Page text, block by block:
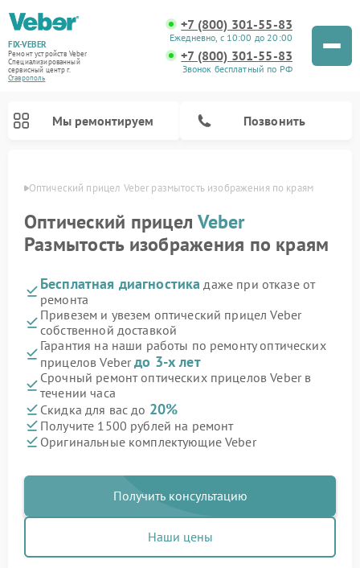
FIX-VEBER
Ремонт устройств Veber
Специализированный
cервисный центр г.
Ставрополь
+7 (800) 301-55-83
Ежедневно, с 10:00 до 20:00
+7 (800) 301-55-83
Звонок бесплатный по РФ
Мы ремонтируем Позвонить
Оптический прицел Veber размытость изображения по краям
Оптический прицелVeber
Размытость изображения по краям
Бесплатная диагностика даже при отказе от
ремонта
Привезем и увезем оптический прицел Veber
собственной доставкой
Гарантия на наши работы по ремонту оптических
прицелов Veberдо 3-х лет
Срочный ремонт оптических прицелов Veber в
течении часа
Скидка для вас до 20%
Получите 1500 рублей на ремонт
Оригинальные комплектующие Veber
Получить консультацию
Наши цены